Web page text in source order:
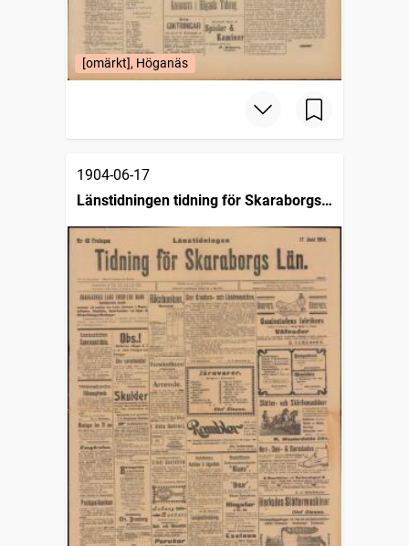
[omärkt], Höganäs
1904-06-17
Länstidningen tidning för Skaraborgs